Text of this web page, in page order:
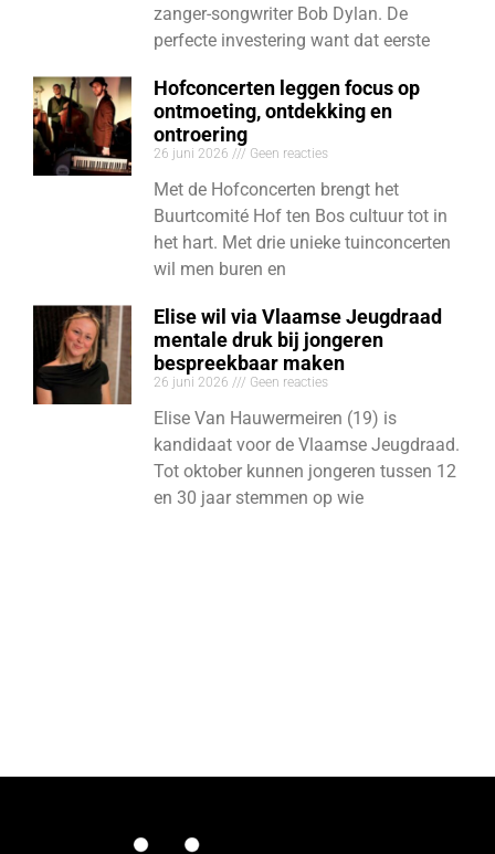
zanger-songwriter Bob Dylan. De
perfecte investering want dat eerste
Hofconcerten leggen focus op
ontmoeting, ontdekking en
ontroering
26 juni 2026 Geen reacties
Met de Hofconcerten brengt het
Buurtcomité Hof ten Bos cultuur tot in
het hart. Met drie unieke tuinconcerten
wil men buren en
Elise wil via Vlaamse Jeugdraad
mentale druk bij jongeren
bespreekbaar maken
26 juni 2026 Geen reacties
Elise Van Hauwermeiren (19) is
kandidaat voor de Vlaamse Jeugdraad.
Tot oktober kunnen jongeren tussen 12
en 30 jaar stemmen op wie